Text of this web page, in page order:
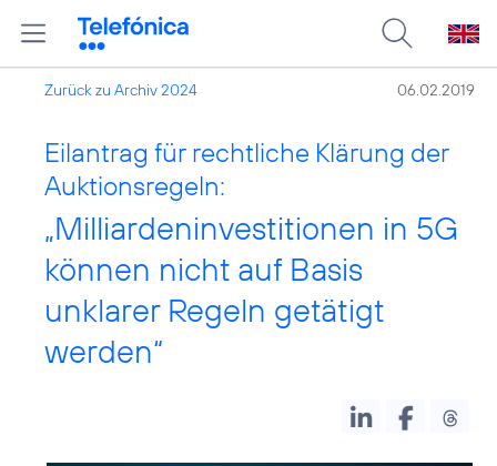
Zurück zu Archiv 2024 06.02.2019
Eilantrag für rechtliche Klärung der
Auktionsregeln:
„Milliardeninvestitionen in 5G
können nicht auf Basis
unklarer Regeln getätigt
werden“